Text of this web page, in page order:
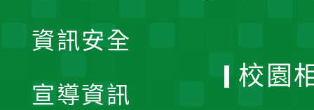
資訊安全
宣導資訊
校園